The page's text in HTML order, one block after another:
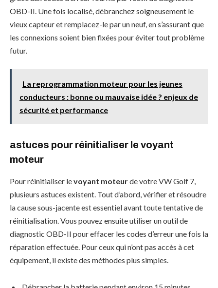
OBD-II. Une fois localisé, débranchez soigneusement le
vieux capteur et remplacez-le par un neuf, en s’assurant que
les connexions soient bien fixées pour éviter tout problème
futur.
La reprogrammation moteur pour les jeunes
conducteurs : bonne ou mauvaise idée ? enjeux de
sécurité et performance
astuces pour réinitialiser le voyant
moteur
Pour réinitialiser levoyant moteurde votre VW Golf 7,
plusieurs astuces existent. Tout d’abord, vérifier et résoudre
la cause sous-jacente est essentiel avant toute tentative de
réinitialisation. Vous pouvez ensuite utiliser un outil de
diagnostic OBD-II pour effacer les codes d’erreur une fois la
réparation effectuée. Pour ceux qui n’ont pas accès à cet
équipement, il existe des méthodes plus simples.